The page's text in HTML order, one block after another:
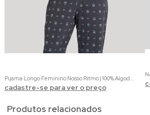
Pijama Longo Feminino Nosso Ritmo | 100% Algodão com Estampa de Fones
cadastre-se para ver o preço
Produtos relacionados